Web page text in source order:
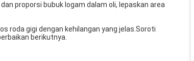
proporsi bubuk logam dalam oli, lepaskan area
roda gigi dengan kehilangan yang jelas.Soroti
berikutnya.